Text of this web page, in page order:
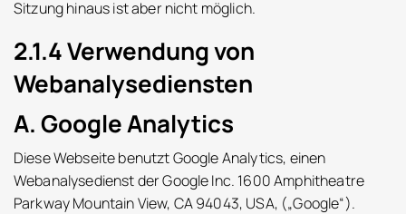
Sitzung hinaus ist aber nicht möglich.
2.1.4 Verwendung von
Webanalysediensten
A. Google Analytics
Diese Webseite benutzt Google Analytics, einen
Webanalysedienst der Google Inc. 1600 Amphitheatre
Parkway Mountain View, CA 94043, USA, („Google“).